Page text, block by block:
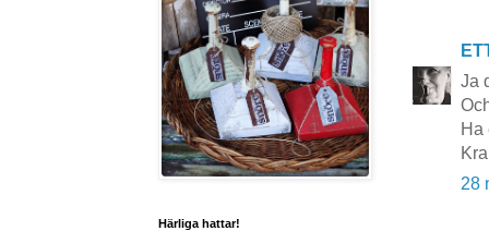
Ja
Ha
28
Härliga hattar!